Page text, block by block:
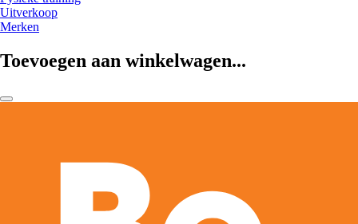
Uitverkoop
Merken
Toevoegen aan winkelwagen...